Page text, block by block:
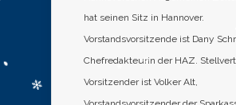
hat seinen Sitz in Hannover.
Vorstandsvorsitzende ist Dany
Chefredakteurin der HAZ.
Vorsitzender ist Volker Alt,